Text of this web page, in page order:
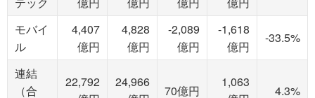
モバイ
ル
4,407
億円
4,828
億円
-2,089
億円
-1,618
億円
-33.5%
連結
（合
22,792
24,966
70億円
1,063
4.3%